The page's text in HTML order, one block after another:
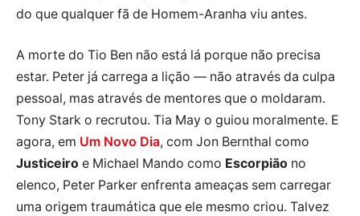
do que qualquer fã de Homem-Aranha viu antes.
A morte do Tio Ben não está lá porque não precisa
estar. Peter já carrega a lição — não através da culpa
pessoal, mas através de mentores que o moldaram.
Tony Stark o recrutou. Tia May o guiou moralmente. E
agora, em Um Novo Dia, com Jon Bernthal como
Justiceiro e Michael Mando como Escorpião no
elenco, Peter Parker enfrenta ameaças sem carregar
uma origem traumática que ele mesmo criou. Talvez